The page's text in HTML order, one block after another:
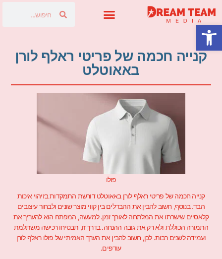
קנייה חכמה של פריטי ראלף לורן
באאוטלט
פולו
קנייה חכמה של פריטי ראלף לורן באאוטלט דורשת התמקדות בזיהוי איכות
הבד. בנוסף, חשוב להבין את ההבדלים בין קווי מוצר שונים ולבחור עיצובים
קלאסיים שישרתו את המלתחה לאורך זמן. למעשה, המפתח הוא להעריך את
התמורה הכוללת ולא רק את גובה ההנחה. בדרך זו, תבטיחו רכישה משתלמת
ועמידה לשנים רבות. לכן, חשוב להבין את הערך האמיתי של פולו ראלף לורן
עודפים.
פתח סרגל נגישות